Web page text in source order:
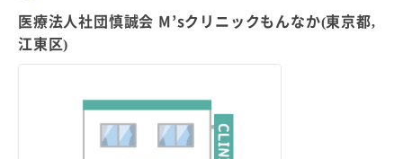
医療法人社団慎誠会 M’sクリニックもんなか(東京都,
江東区)